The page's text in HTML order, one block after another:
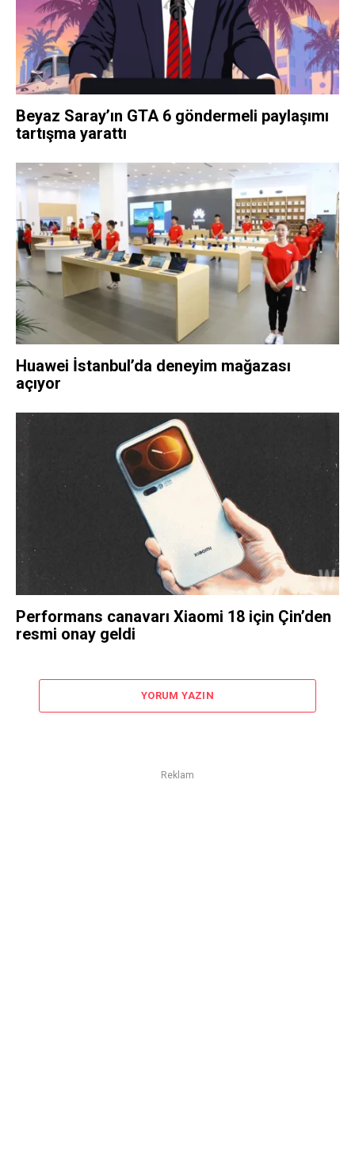
Beyaz Saray’ın GTA 6 göndermeli paylaşımı
tartışma yarattı
Huawei İstanbul’da deneyim mağazası
açıyor
Performans canavarı Xiaomi 18 için Çin’den
resmi onay geldi
YORUM YAZIN
Reklam